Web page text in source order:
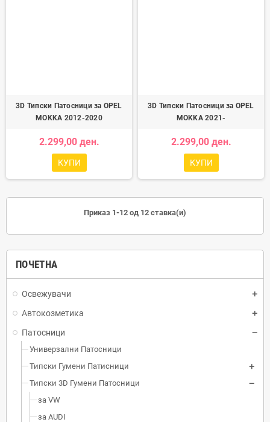
ПОЧЕТНА
Освежувачи
Автокозметика
Патосници
Универзални Патосници
Типски Гумени Патисници
Типски 3D Гумени Патосници
за VW
за AUDI
3D Типски Патосници за OPEL
MOKKA 2012-2020
2.299,00 ден.
КУПИ
3D Типски Патосници за OPEL
MOKKA 2021-
2.299,00 ден.
КУПИ
Приказ 1-12 од 12 ставка(и)